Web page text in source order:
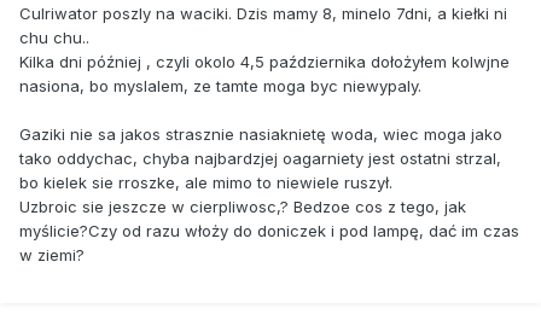
Culriwator poszly na waciki. Dzis mamy 8, minelo 7dni, a kiełki ni
chu chu..
Kilka dni później , czyli okolo 4,5 października dołożyłem kolwjne
nasiona, bo myslalem, ze tamte moga byc niewypaly.
Gaziki nie sa jakos strasznie nasiaknietę woda, wiec moga jako
tako oddychac, chyba najbardzjej oagarniety jest ostatni strzal,
bo kielek sie rroszke, ale mimo to niewiele ruszył.
Uzbroic sie jeszcze w cierpliwosc,? Bedzoe cos z tego, jak
myślicie?Czy od razu włoży do doniczek i pod lampę, dać im czas
w ziemi?